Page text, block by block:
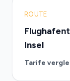
ROUTE
Insel
Tarife